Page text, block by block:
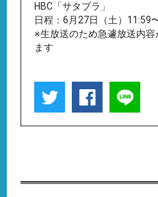
HBC「サタブラ」
日程：6月27日（土）11:59
※生放送のため急遽放送内
ます